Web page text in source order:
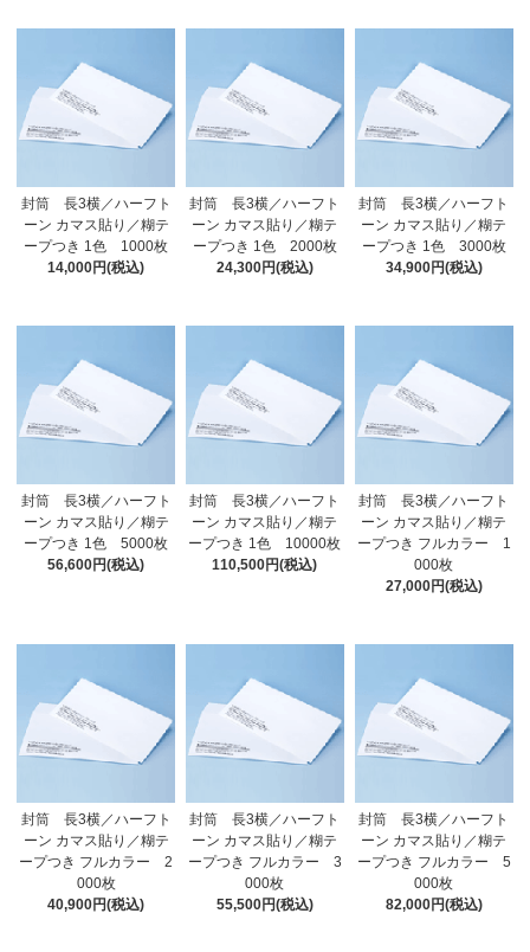
封筒 長3横／ハーフト
ーン カマス貼り／糊テ
ープつき 1色 1000枚
14,000円(税込)
封筒 長3横／ハーフト
ーン カマス貼り／糊テ
ープつき 1色 2000枚
24,300円(税込)
封筒 長3横／ハーフト
ーン カマス貼り／糊テ
ープつき 1色 3000枚
34,900円(税込)
封筒 長3横／ハーフト
ーン カマス貼り／糊テ
ープつき 1色 5000枚
56,600円(税込)
封筒 長3横／ハーフト
ーン カマス貼り／糊テ
ープつき 1色 10000枚
110,500円(税込)
封筒 長3横／ハーフト
ーン カマス貼り／糊テ
ープつき フルカラー 1
000枚
27,000円(税込)
封筒 長3横／ハーフト
ーン カマス貼り／糊テ
ープつき フルカラー 2
000枚
40,900円(税込)
封筒 長3横／ハーフト
ーン カマス貼り／糊テ
ープつき フルカラー 3
000枚
55,500円(税込)
封筒 長3横／ハーフト
ーン カマス貼り／糊テ
ープつき フルカラー 5
000枚
82,000円(税込)